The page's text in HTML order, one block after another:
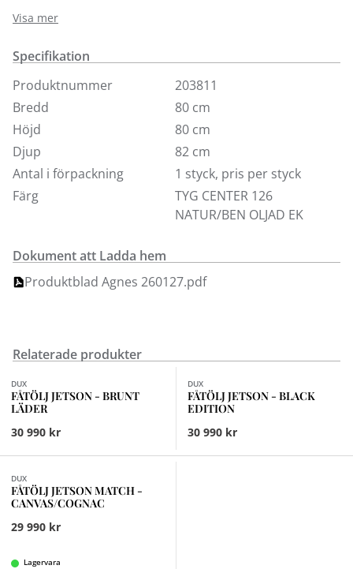
enfärgade tyget Center med ben i oljad ek för
beställning online. Finns även att beställa med ben i
mahogny och i serien Agnes hittar du även 2- och 3-
sitssoffa i samma klassiska stil. För fler tyger så besök
någon av våra butiker.
Visa mer
Specifikation
Produktnummer
203811
Bredd
80 cm
Höjd
80 cm
Djup
82 cm
Antal i förpackning
1 styck, pris per styck
Färg
TYG CENTER 126
NATUR/BEN OLJAD EK
Dokument att Ladda hem
Produktblad Agnes 260127.pdf
Relaterade produkter
DUX
FÅTÖLJ JETSON - BRUNT
LÄDER
30 990 kr
DUX
FÅTÖLJ JETSON - BLACK
EDITION
30 990 kr
DUX
FÅTÖLJ JETSON MATCH -
CANVAS/COGNAC
29 990 kr
Lagervara